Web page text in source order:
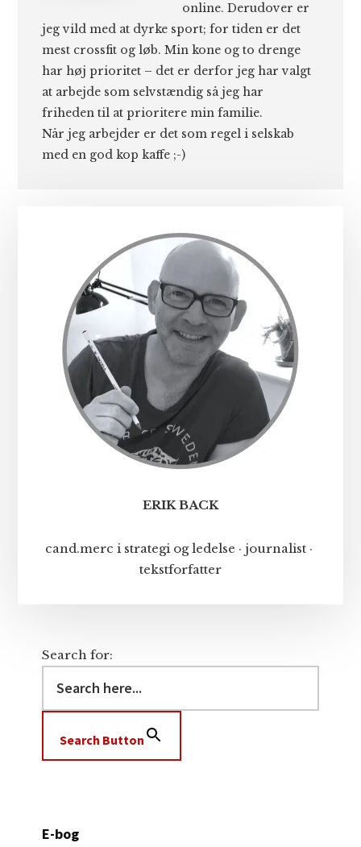
online. Derudover er
jeg vild med at dyrke sport; for tiden er det
mest crossfit og løb. Min kone og to drenge
har høj prioritet – det er derfor jeg har valgt
at arbejde som selvstændig så jeg har
friheden til at prioritere min familie.
Når jeg arbejder er det som regel i selskab
med en god kop kaffe ;-)
ERIK BACK
cand.merc i strategi og ledelse · journalist ·
tekstforfatter
Search for:
Search Button
E-bog